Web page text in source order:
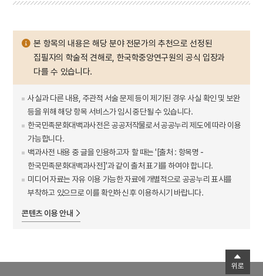
본 항목의 내용은 해당 분야 전문가의 추천으로 선정된
집필자의 학술적 견해로, 한국학중앙연구원의 공식 입장과
다를 수 있습니다.
사실과 다른 내용, 주관적 서술 문제 등이 제기된 경우 사실 확인 및 보완
등을 위해 해당 항목 서비스가 임시 중단될 수 있습니다.
한국민족문화대백과사전은 공공저작물로서 공공누리 제도에 따라 이용
가능합니다.
백과사전 내용 중 글을 인용하고자 할 때는 '[출처 : 항목명 -
한국민족문화대백과사전]'과 같이 출처 표기를 하여야 합니다.
미디어 자료는 자유 이용 가능한 자료에 개별적으로 공공누리 표시를
부착하고 있으므로 이를 확인하신 후 이용하시기 바랍니다.
콘텐츠 이용 안내
위로